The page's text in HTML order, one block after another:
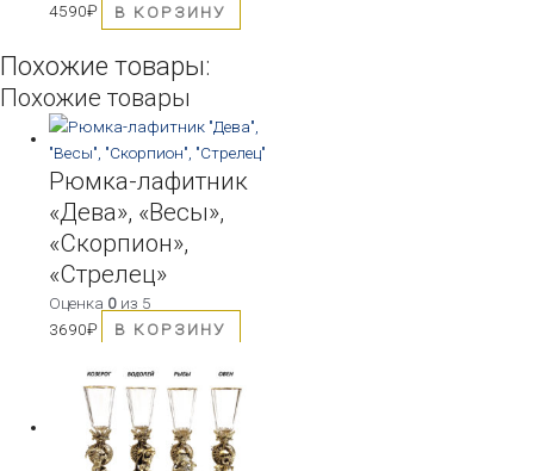
4590₽ В КОРЗИНУ
Похожие товары:
Похожие товары
Рюмка-лафитник
«Дева», «Весы»,
«Скорпион»,
«Стрелец»
Оценка 0 из 5
3690₽ В КОРЗИНУ